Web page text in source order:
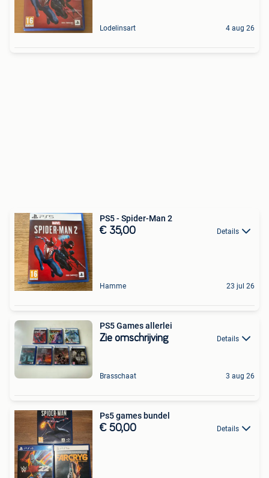
Lodelinsart 4 aug 26
PS5 - Spider-Man 2
€ 35,00 Details
Hamme 23 jul 26
PS5 Games allerlei
Zie omschrijving Details
Brasschaat 3 aug 26
Ps5 games bundel
€ 50,00 Details